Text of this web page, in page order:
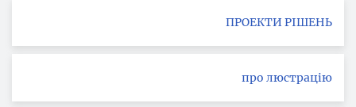
ПРОЕКТИ РІШЕНЬ
про люстрацію